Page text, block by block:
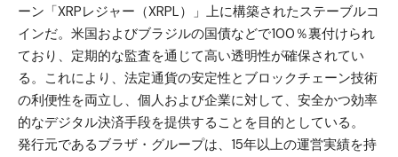
ーン「XRPレジャー（XRPL）」上に構築されたステーブルコ
インだ。米国およびブラジルの国債などで100％裏付けられ
ており、定期的な監査を通じて高い透明性が確保されてい
る。これにより、法定通貨の安定性とブロックチェーン技術
の利便性を両立し、個人および企業に対して、安全かつ効率
的なデジタル決済手段を提供することを目的としている。
発行元であるブラザ・グループは、15年以上の運営実績を持